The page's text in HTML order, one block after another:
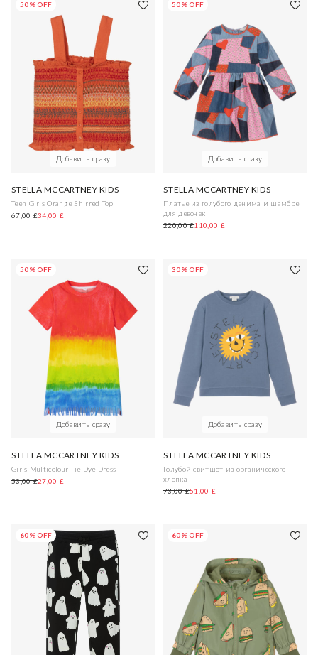
50% OFF
Добавить сразу
STELLA MCCARTNEY KIDS
Teen Girls Orange Shirred Top
67,00 £34,00 £
50% OFF
Добавить сразу
STELLA MCCARTNEY KIDS
Платье из голубого денима и шамбре
для девочек
220,00 £110,00 £
50% OFF
Добавить сразу
STELLA MCCARTNEY KIDS
Girls Multicolour Tie Dye Dress
53,00 £27,00 £
30% OFF
Добавить сразу
STELLA MCCARTNEY KIDS
Голубой свитшот из органического
хлопка
73,00 £51,00 £
60% OFF 60% OFF